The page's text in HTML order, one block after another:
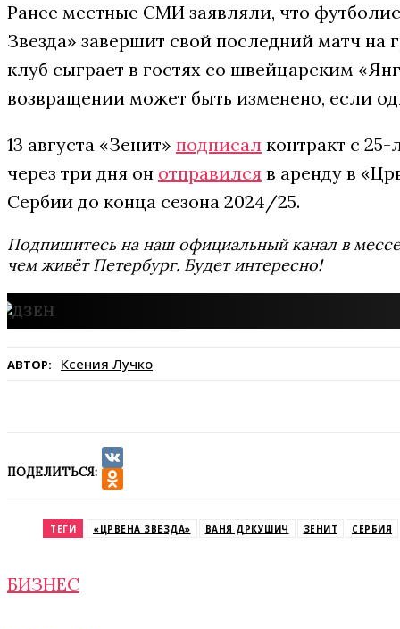
Ранее местные СМИ заявляли, что
Звезда» завершит свой последний матч на
клуб сыграет в гостях со швейцарским
возвращении может быть изменено, если
13 августа «Зенит» подписал контракт с
через три дня он отправился в аренду в
Сербии до конца сезона 2024/25.
Подпишитесь на наш официальный канал в
чем живёт Петербург. Будет интересно!
АВТОР: Ксения Лучко
ПОДЕЛИТЬСЯ:
VK
ТЕГИ «ЦРВЕНА ЗВЕЗДА» ВАНЯ ДРКУШИЧ ЗЕНИТ СЕРБИЯ
БИЗНЕС